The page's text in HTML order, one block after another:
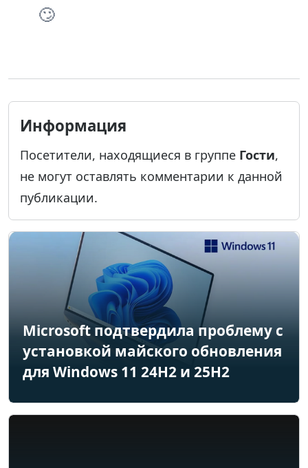
🙄
Информация
Посетители, находящиеся в группе Гости,
не могут оставлять комментарии к данной
публикации.
Microsoft подтвердила проблему с
установкой майского обновления
для Windows 11 24H2 и 25H2